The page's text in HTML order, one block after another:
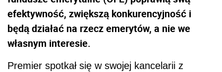
efektywność, zwiększą konkurencyjność i
będą działać na rzecz emerytów, a nie we
własnym interesie.
Premier spotkał się w swojej kancelarii z